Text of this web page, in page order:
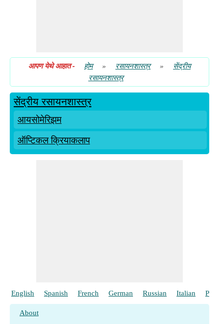
आपण येथे आहात- होम » रसायनशास्त्र »
सेंद्रीय
रसायनशास्त्र
सेंद्रीय रसायनशास्त्र
आयसोमेरिझम
ऑप्टिकल क्रियाकलाप
English Spanish French German Russian Italian
About